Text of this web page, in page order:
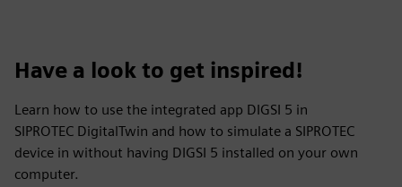
Have a look to get inspired!
Learn how to use the integrated app DIGSI 5 in
SIPROTEC DigitalTwin and how to simulate a SIPROTEC
device in without having DIGSI 5 installed on your own
computer.